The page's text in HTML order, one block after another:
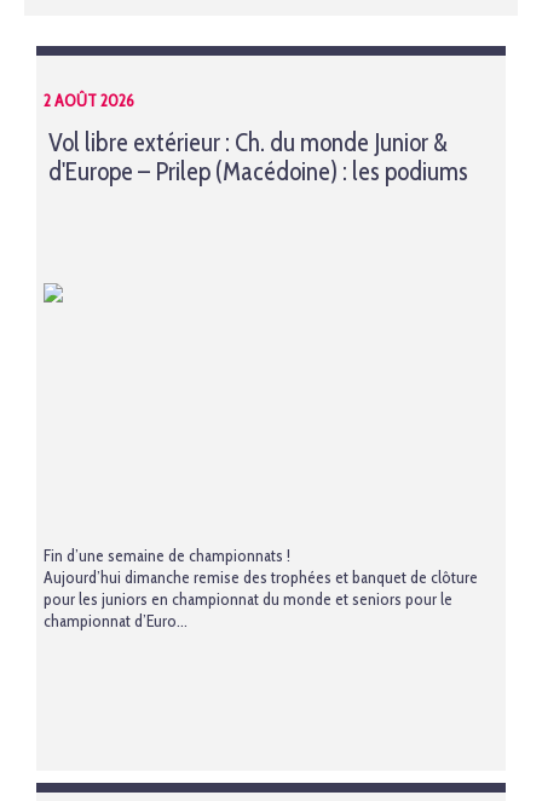
2 AOÛT 2026
Vol libre extérieur : Ch. du monde Junior &
d'Europe – Prilep (Macédoine) : les podiums
Fin d’une semaine de championnats !
Aujourd’hui dimanche remise des trophées et banquet de clôture
pour les juniors en championnat du monde et seniors pour le
championnat d’Euro...